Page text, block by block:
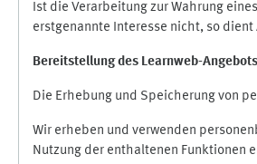
Ist die Verarbeitung zur Wahrung
erstgenannte Interesse nicht, so
Bereitstellung des Learnweb-
Die Erhebung und Speicherung von
Wir erheben und verwenden
Nutzung der enthaltenen Funktionen